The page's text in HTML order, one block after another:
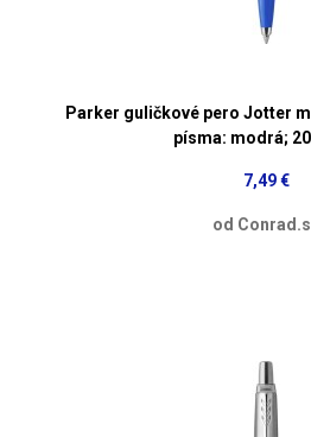
Parker guličkové pero Jotter
písma: modrá;
7,49 €
od